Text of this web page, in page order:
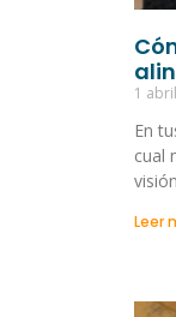
1
En
cual
Leer